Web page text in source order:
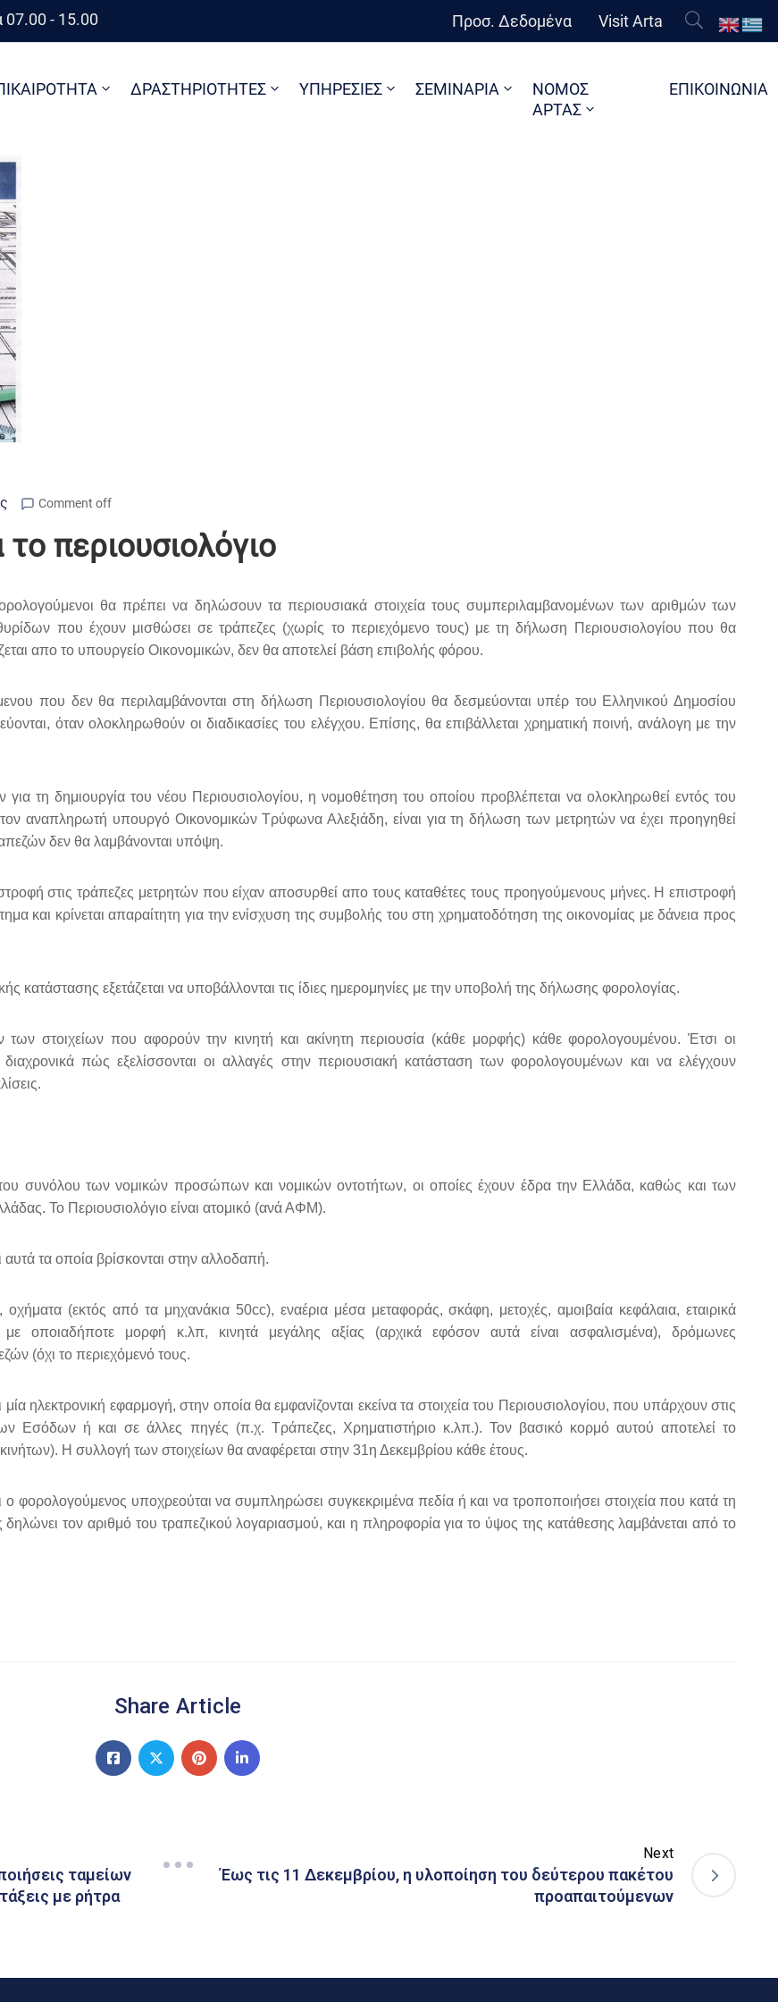
07.00 - 15.00 Προσ. Δεδομένα Visit Arta
ΔΡΑΣΤΗΡΙΟΤΗΤΕΣ ΥΠΗΡΕΣΙΕΣ ΣΕΜΙΝΑΡΙΑ
ΝΟΜΟΣ
ΑΡΤΑΣ
ΕΠΙΚΟΙΝΩΝΙΑ
Comment off
περιουσιολόγιο
θα πρέπει να δηλώσουν τα περιουσιακά στοιχεία τους συμπεριλαμβανομένων των αριθμών των
που έχουν μισθώσει σε τράπεζες (χωρίς το περιεχόμενο τους) με τη δήλωση Περιουσιολογίου που θα
απο το υπουργείο Οικονομικών, δεν θα αποτελεί βάση επιβολής φόρου.
που δεν θα περιλαμβάνονται στη δήλωση Περιουσιολογίου θα δεσμεύονται υπέρ του Ελληνικού Δημοσίου
όταν ολοκληρωθούν οι διαδικασίες του ελέγχου. Επίσης, θα επιβάλλεται χρηματική ποινή, ανάλογη με την
τη δημιουργία του νέου Περιουσιολογίου, η νομοθέτηση του οποίου προβλέπεται να ολοκληρωθεί εντός του
αναπληρωτή υπουργό Οικονομικών Τρύφωνα Αλεξιάδη, είναι για τη δήλωση των μετρητών να έχει προηγηθεί
δεν θα λαμβάνονται υπόψη.
στις τράπεζες μετρητών που είχαν αποσυρθεί απο τους καταθέτες τους προηγούμενους μήνες. Η επιστροφή
και κρίνεται απαραίτητη για την ενίσχυση της συμβολής του στη χρηματοδότηση της οικονομίας με δάνεια προς
κατάστασης εξετάζεται να υποβάλλονται τις ίδιες ημερομηνίες με την υποβολή της δήλωσης φορολογίας.
στοιχείων που αφορούν την κινητή και ακίνητη περιουσία (κάθε μορφής) κάθε φορολογουμένου. Έτσι οι
πώς εξελίσσονται οι αλλαγές στην περιουσιακή κατάσταση των φορολογουμένων και να ελέγχουν
του συνόλου των νομικών προσώπων και νομικών οντοτήτων, οι οποίες έχουν έδρα την Ελλάδα, καθώς και των
Το Περιουσιολόγιο είναι ατομικό (ανά ΑΦΜ).
τα οποία βρίσκονται στην αλλοδαπή.
οχήματα (εκτός από τα μηχανάκια 50cc), εναέρια μέσα μεταφοράς, σκάφη, μετοχές, αμοιβαία κεφάλαια, εταιρικά
με οποιαδήποτε μορφή κ.λπ, κινητά μεγάλης αξίας (αρχικά εφόσον αυτά είναι ασφαλισμένα), δρόμωνες
(όχι το περιεχόμενό τους.
ηλεκτρονική εφαρμογή, στην οποία θα εμφανίζονται εκείνα τα στοιχεία του Περιουσιολογίου, που υπάρχουν στις
Εσόδων ή και σε άλλες πηγές (π.χ. Τράπεζες, Χρηματιστήριο κ.λπ.). Τον βασικό κορμό αυτού αποτελεί το
Η συλλογή των στοιχείων θα αναφέρεται στην 31η Δεκεμβρίου κάθε έτους.
ο φορολογούμενος υποχρεούται να συμπληρώσει συγκεκριμένα πεδία ή και να τροποποιήσει στοιχεία που κατά τη
τον αριθμό του τραπεζικού λογαριασμού, και η πληροφορία για το ύψος της κατάθεσης λαμβάνεται από το
Share Article
ταμείων
με ρήτρα
Next
Έως τις 11 Δεκεμβρίου, η υλοποίηση του δεύτερου πακέτου
προαπαιτούμενων